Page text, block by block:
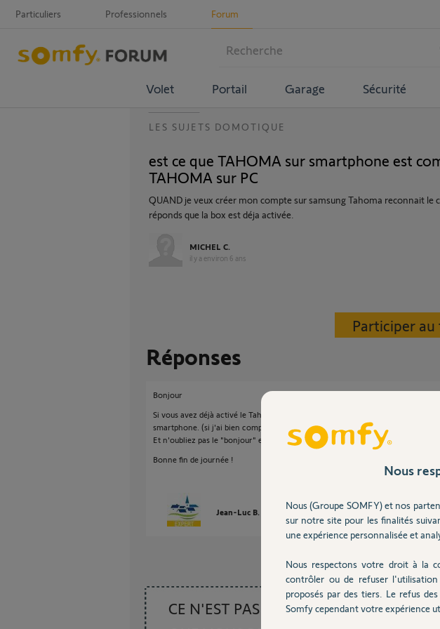
Particuliers Professionnels Forum
Volet Portail Garage Sécurité
LES SUJETS DOMOTIQUE
est ce que TAHOMA sur smartphone est
TAHOMA sur PC
QUAND je veux créer mon compte sur samsung Tahoma reconnait le
réponds que la box est déja activée.
MICHEL C.
il y a environ 6 ans
Participer au
Réponses
Bonjour
Si vous avez déjà activé le Tahoma depuis un PC, il est inutile de le refaire avec
smartphone. (si j'ai bien compris votre question).
Et n'oubliez pas le "bonjour" et "merci" ! Tout se perd !
Bonne fin de journée !
Jean-Luc B. il y a environ 6 ans
CE N'EST PAS CE
Nous
Nous (Groupe SOMFY) et nos
sur notre site pour les finalités
une expérience personnalisée et
Nous respectons votre droit à la
contrôler ou de refuser
proposés par des tiers. Le refus
Somfy cependant votre expérience